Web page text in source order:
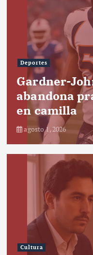
Deportes
Gardner-
abandona
en camilla
agosto 1, 2026
Cultura